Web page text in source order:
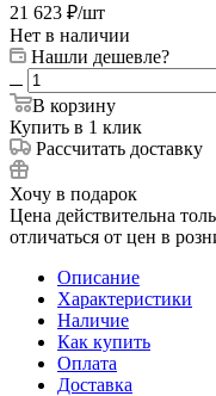
21 623 ₽/шт
Нет в наличии
Нашли дешевле?
В корзину
Купить в 1 клик
Рассчитать доставку
Хочу в подарок
Цена действительна
отличаться от цен в
Описание
Характеристики
Наличие
Как купить
Оплата
Доставка